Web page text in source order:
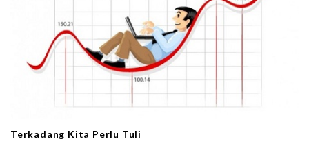
Terkadang Kita Perlu Tuli